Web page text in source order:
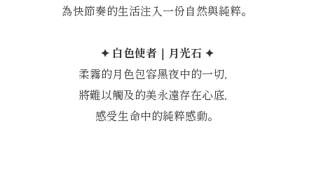
為快節奏的生活注入一份自然與純粹。
✦ 白色使者｜月光石 ✦
柔霧的月色包容黑夜中的一切，
將難以觸及的美永遠存在心底，
感受生命中的純粹感動。